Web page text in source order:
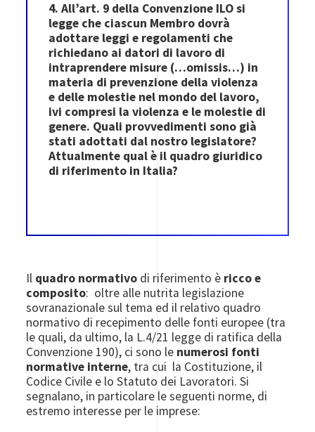
4. All’art. 9 della Convenzione ILO si
legge che ciascun Membro dovrà
adottare leggi e regolamenti che
richiedano ai datori di lavoro di
intraprendere misure (…omissis…) in
materia di prevenzione della violenza
e delle molestie nel mondo del lavoro,
ivi compresi la violenza e le molestie di
genere. Quali provvedimenti sono già
stati adottati dal nostro legislatore?
Attualmente qual è il quadro giuridico
di riferimento in Italia?
Il quadro normativo di riferimento è ricco e
composito: oltre alle nutrita legislazione
sovranazionale sul tema ed il relativo quadro
normativo di recepimento delle fonti europee (tra
le quali, da ultimo, la L.4/21 legge di ratifica della
Convenzione 190), ci sono le numerosi fonti
normative interne, tra cui la Costituzione, il
Codice Civile e lo Statuto dei Lavoratori. Si
segnalano, in particolare le seguenti norme, di
estremo interesse per le imprese: